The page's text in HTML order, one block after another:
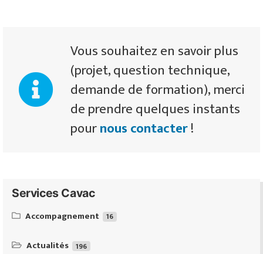
Vous souhaitez en savoir plus
(projet, question technique,
demande de formation), merci
de prendre quelques instants
pournous contacter!
Services Cavac
Accompagnement 16
ruminants
Actualités 196